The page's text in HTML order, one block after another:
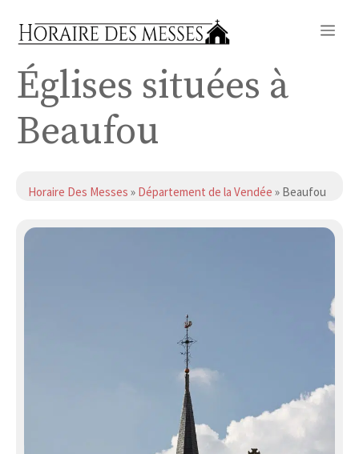
Églises situées à
Beaufou
Horaire Des Messes » Département de la Vendée » Beaufou